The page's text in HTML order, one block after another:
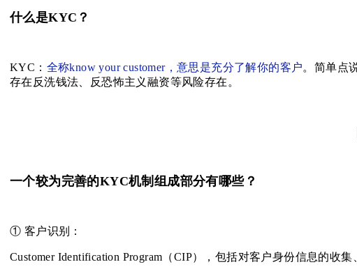
什么是KYC？
KYC： 全称know your customer，意思是充分了解你的客户。简单点
存在反洗钱法、反恐怖主义融资等风险存在。
一个较为完善的KYC机制组成部分有哪些？
① 客户识别：
Customer Identification Program（CIP），包括对客户身份信息的收